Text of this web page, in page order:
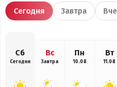
Сегодня Завтра
Сб
Сегодня
Вс
Завтра
Пн
10.08
Вт
11.08